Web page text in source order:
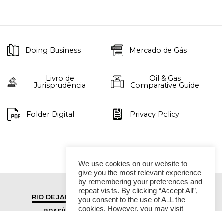
Doing Business Mercado de Gás
Livro de
Jurisprudência
Oil & Gas
Comparative Guide
Folder Digital Privacy Policy
RIO DE JANEIRO
SÃO PAULO
We use cookies on our website to
give you the most relevant experience
by remembering your preferences and
repeat visits. By clicking “Accept All”,
you consent to the use of ALL the
cookies. However, you may visit